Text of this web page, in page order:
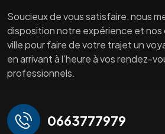
Soucieux de vous satisfaire, nous
disposition notre expérience et nos
ville pour faire de votre trajet un
en arrivant à l’heure à vos rendez-
professionnels.
0663777979